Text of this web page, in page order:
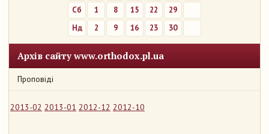
Сб
1 8 15 22
29
Нд
2 9 16 23 30
Архів сайту www.orthodox.pl.ua
Проповіді
2013-02 2013-01 2012-12 2012-10